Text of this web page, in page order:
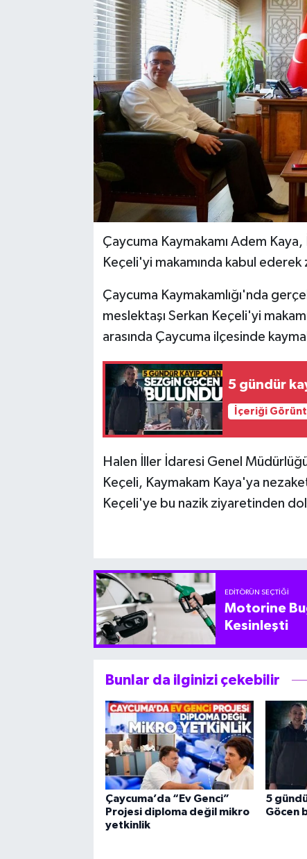
Çaycuma Kaymakamı Adem Kaya,
Keçeli'yi makamında kabul
Çaycuma Kaymakamlığı'nda
meslektaşı Serkan Keçeli'yi
arasında Çaycuma ilçesinde
5 gündür
İçeriği
Halen İller İdaresi Genel
Keçeli, Kaymakam Kaya'ya
Keçeli'ye bu nazik ziyaretinden
EDITÖRÜN SEÇTIĞI
Motorine
Kesinleşti
Bunlar da ilginizi çekebilir
Çaycuma’da “Ev Genci”
Projesi diploma değil mikro
yetkinlik
5
Göcen